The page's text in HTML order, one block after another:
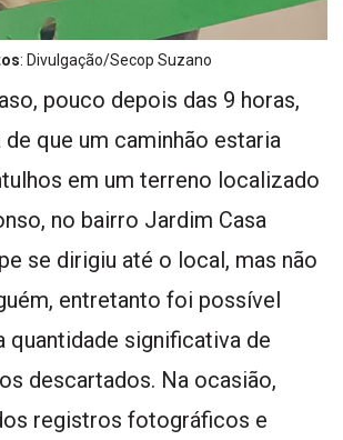
: Divulgação/Secop Suzano
pouco depois das 9 horas,
de que um caminhão estaria
em um terreno localizado
no bairro Jardim Casa
se dirigiu até o local, mas não
entretanto foi possível
quantidade significativa de
descartados. Na ocasião,
registros fotográficos e